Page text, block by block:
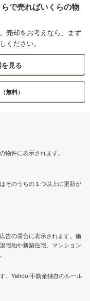
で売ればいくらの物
売却をお考えなら、まず
ください。
見る
（無料）
物件に表示されます。
そのうちの１つ以上に更新が
告の場合に表示されます。価
宅地や新築住宅、マンション
。Yahoo!不動産独自のルール